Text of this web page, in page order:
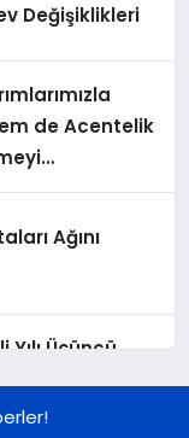
Değişiklikleri
de Acentelik
Ağını
Üçüncü